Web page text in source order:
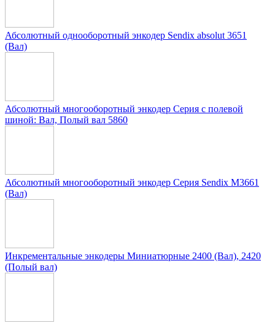
Абсолютный однооборотный энкодер Sendix absolut 3651
(Вал)
Абсолютный многооборотный энкодер Серия с полевой
шиной: Вал, Полый вал 5860
Абсолютный многооборотный энкодер Серия Sendix M3661
(Вал)
Инкрементальные энкодеры Миниатюрные 2400 (Вал), 2420
(Полый вал)